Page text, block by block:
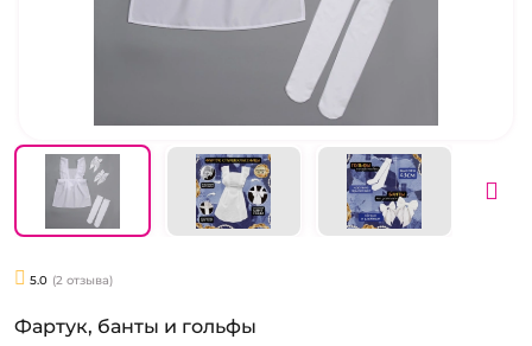
5.0 (2 отзыва)
Фартук, банты и гольфы